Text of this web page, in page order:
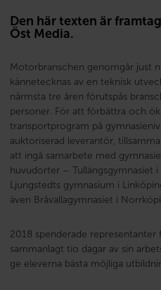
Den här texten är
Öst Media.
Motorbranschen genomgår just
kännetecknas av en teknisk
närmsta tre åren förutspås
personer. För att förbättra och
transportprogram på
auktoriserad leverantör,
att ingå samarbete med
huvudorter – Tullängsgymnasiet
Ljungstedts gymnasium i
även Bråvallagymnasiet i
2018 spenderade representanter
sammanlagt tio dagar av sin
ge eleverna bästa möjliga